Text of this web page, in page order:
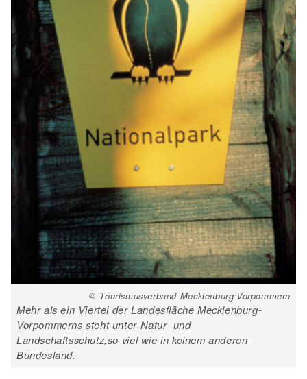
© Tourismusverband Mecklenburg-Vorpommern
Mehr als ein Viertel der Landesfläche Mecklenburg-
Vorpommerns steht unter Natur- und
Landschaftsschutz,so viel wie in keinem anderen
Bundesland.